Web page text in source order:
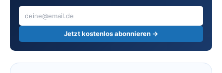
Jetzt kostenlos abonnieren →